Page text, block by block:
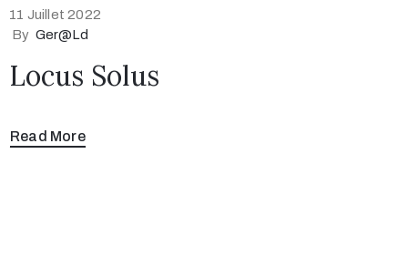
11 Juillet 2022
By Ger@ld
Locus Solus
Read More